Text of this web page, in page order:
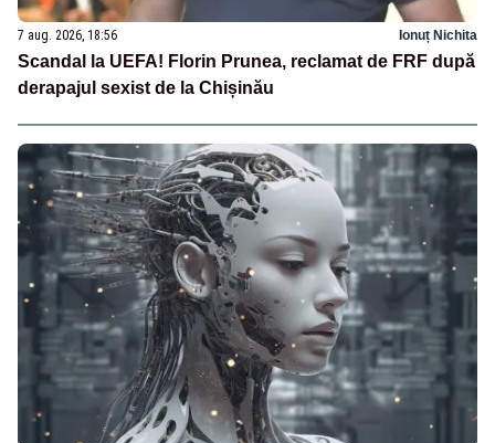
7 aug. 2026, 18:56 Ionuț Nichita
Scandal la UEFA! Florin Prunea, reclamat de FRF după
derapajul sexist de la Chișinău